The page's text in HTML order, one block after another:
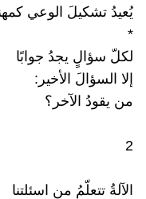
يُعيدُ تشكيلَ الوعي
*
لكلّ سؤالٍ يجدُ جوابًا
إلا السؤالَ الأخير:
من يقودُ الآخر؟
2
الآلةُ تتعلّمُ من اسئلتنا